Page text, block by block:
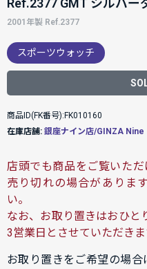
Ref.2377 GMT シルバー
2001年製 Ref.2377
スポーツウォッチ
商品ID(FK番号):FK010160
在庫店舗: 銀座ナイン店/GINZA Nine
店頭でも商品をご覧いた
売り切れの場合がありま
い。
なお、お取り置きはおひと
3営業日とさせていただきま
お取り置きをご希望の場合